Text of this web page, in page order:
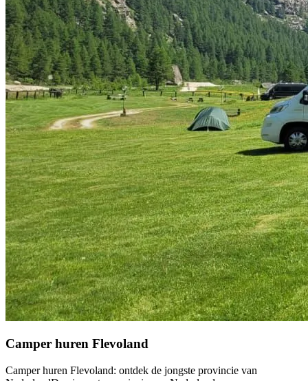
Camper huren Flevoland
Camper huren Flevoland: ontdek de jongste provincie van